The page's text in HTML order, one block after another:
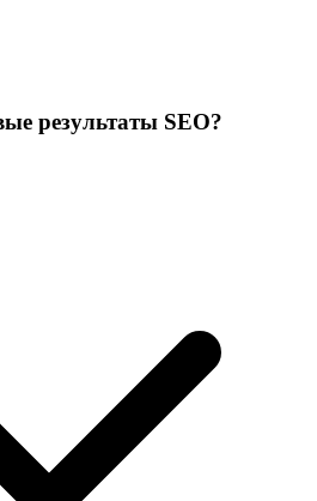
результаты SEO?